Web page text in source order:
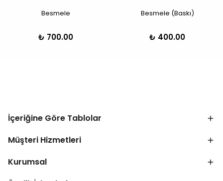
Besmele
₺ 700.00
Besmele (Baskı)
₺ 400.00
İçeriğine Göre Tablolar
Müşteri Hizmetleri
Kurumsal